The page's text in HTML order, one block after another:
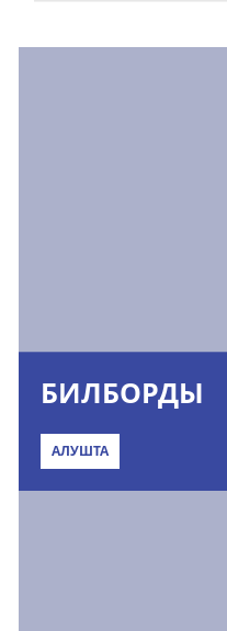
БИЛБОРДЫ
АЛУШТА